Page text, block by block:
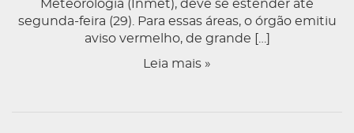
Meteorologia (Inmet), deve se estender até
segunda-feira (29). Para essas áreas, o órgão emitiu
aviso vermelho, de grande […]
Leia mais »